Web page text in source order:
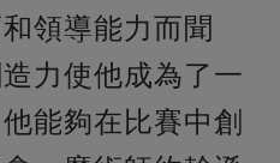
領導能力而聞
力使他成為了一
能夠在比賽中創